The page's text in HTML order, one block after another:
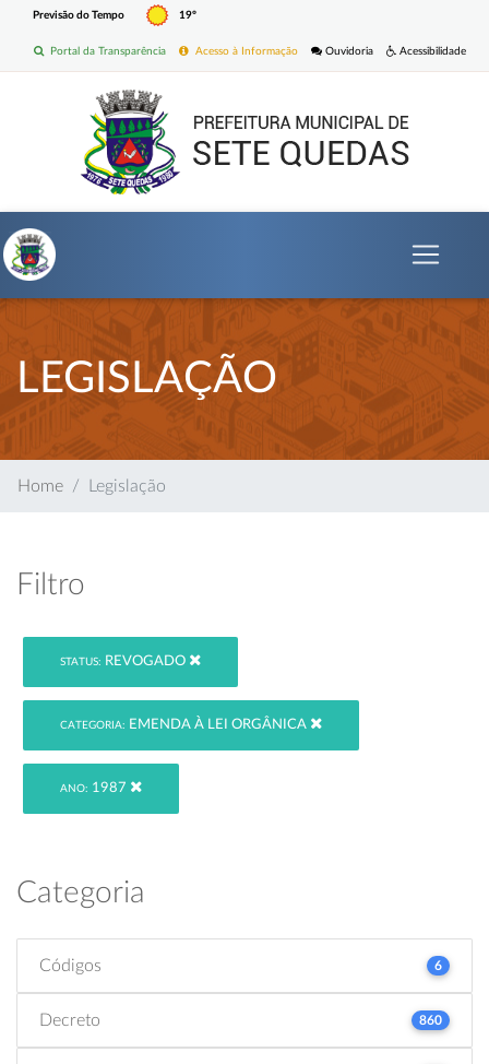
Previsão do Tempo 19º
Acessibilidade
Ouvidoria
Acesso à Informação
Portal da Transparência
LEGISLAÇÃO
Home Legislação
Filtro
STATUS: REVOGADO
CATEGORIA: EMENDA À LEI ORGÂNICA
ANO: 1987
Categoria
Códigos 6
Decreto 860